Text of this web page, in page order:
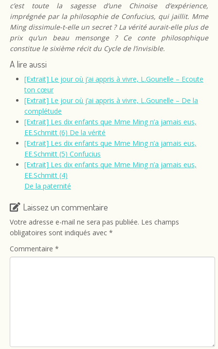
c’est toute la sagesse d’une Chinoise d’expérience,
imprégnée par la philosophie de Confucius, qui jaillit. Mme
Ming dissimule-t-elle un secret ? La vérité aurait-elle plus de
prix qu’un beau mensonge ? Ce conte philosophique
constitue le sixième récit du Cycle de l’invisible.
A lire aussi
[Extrait] Le jour où j’ai appris à vivre, L.Gounelle – Ecoute
ton cœur
[Extrait] Le jour où j’ai appris à vivre, L.Gounelle – De la
complétude
[Extrait] Les dix enfants que Mme Ming n’a jamais eus,
EE.Schmitt (6) De la vérité
[Extrait] Les dix enfants que Mme Ming n’a jamais eus,
EE.Schmitt (5) Confucius
[Extrait] Les dix enfants que Mme Ming n’a jamais eus,
EE.Schmitt (4)
De la paternité
Laissez un commentaire
Votre adresse e-mail ne sera pas publiée. Les champs
obligatoires sont indiqués avec *
Commentaire *